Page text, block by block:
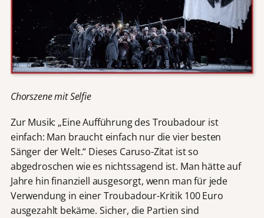
Chorszene mit Selfie
Zur Musik: „Eine Aufführung des Troubadour ist
einfach: Man braucht einfach nur die vier besten
Sänger der Welt.“ Dieses Caruso-Zitat ist so
abgedroschen wie es nichtssagend ist. Man hätte auf
Jahre hin finanziell ausgesorgt, wenn man für jede
Verwendung in einer Troubadour-Kritik 100 Euro
ausgezahlt bekäme. Sicher, die Partien sind